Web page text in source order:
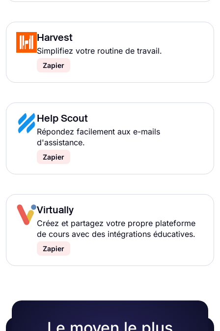
Harvest
Simplifiez votre routine de travail.
Zapier
Help Scout
Répondez facilement aux e-mails
d'assistance.
Zapier
Virtually
Créez et partagez votre propre plateforme
de cours avec des intégrations éducatives.
Zapier